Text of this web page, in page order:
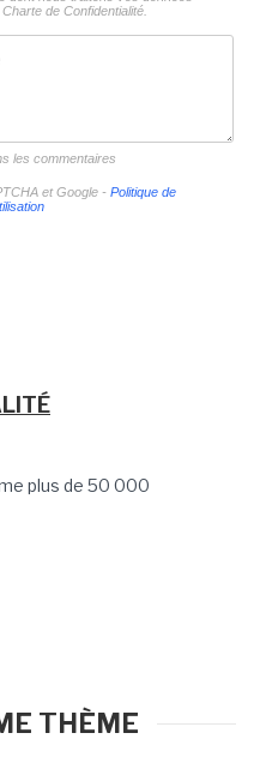
Charte de Confidentialité.
les commentaires
et Google - Politique de
plus de 50 000
THÈME